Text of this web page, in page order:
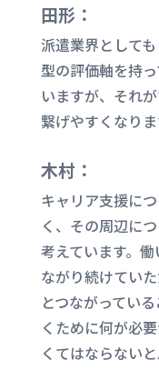
田形：
派遣業界として
型の評価軸を持
いますが、それ
繋げやすくなりま
木村：
キャリア支援に
く、その周辺に
考えています。働
ながり続けてい
とつながってい
く ために何が必
くてはならないと